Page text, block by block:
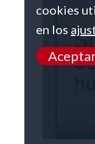
cookies
en los